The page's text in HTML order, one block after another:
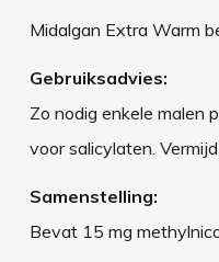
Midalgan Extra Warm
Gebruiksadvies:
Zo nodig enkele malen
voor salicylaten.
Samenstelling:
Bevat 15 mg